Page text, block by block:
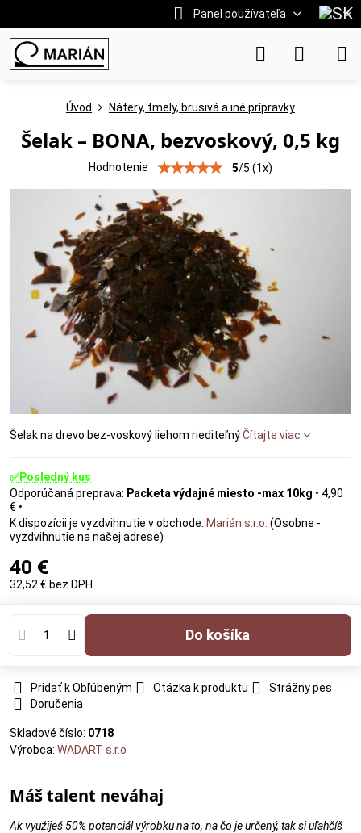
Panel používateľa
Úvod Nátery, tmely, brusivá a iné prípravky
Šelak – BONA, bezvoskový, 0,5 kg
Hodnotenie 5/5 (1x)
Šelak na drevo bez-voskový liehom riediteľnýČítajte viac
✅Posledný kus
Packeta výdajné miesto -max 10kg • 4,90
€ •
Marián s.r.o. (Osobne -
vyzdvihnutie na našej adrese)
40 €
32,52 € bez DPH
Do košíka
Pridať k Obľúbeným Otázka k produktu
Strážny pes
Doručenia
Skladové číslo: 0718
Výrobca: WADART s.r.o
Máš talent neváhaj
Ak využiješ 50% potenciál výrobku na to, na čo je určený, tak si uľahčíš